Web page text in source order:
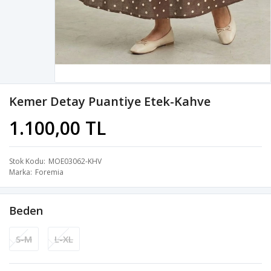
Kemer Detay Puantiye Etek-Kahve
1.100,00 TL
Stok Kodu MOE03062-KHV
Marka Foremia
Beden
S-M L-XL